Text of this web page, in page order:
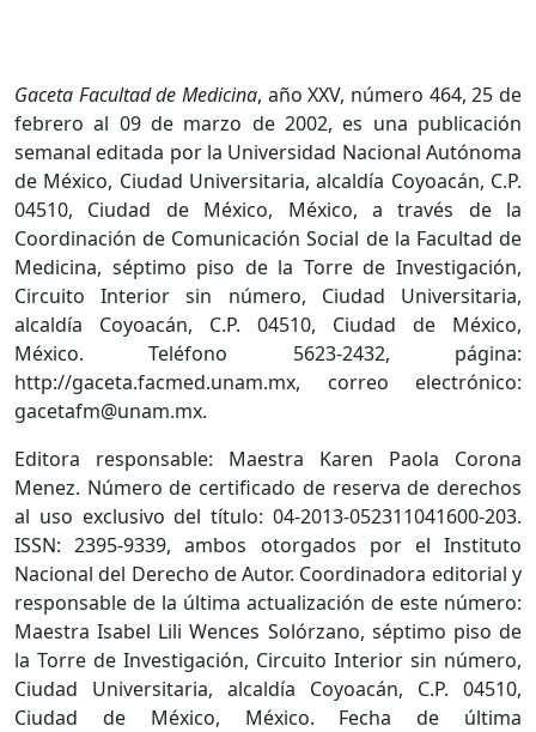
Gaceta Facultad de Medicina, año XXV, número 464, 25 de
febrero al 09 de marzo de 2002, es una publicación
semanal editada por la Universidad Nacional Autónoma
de México, Ciudad Universitaria, alcaldía Coyoacán, C.P.
04510, Ciudad de México, México, a través de la
Coordinación de Comunicación Social de la Facultad de
Medicina, séptimo piso de la Torre de Investigación,
Circuito Interior sin número, Ciudad Universitaria,
alcaldía Coyoacán, C.P. 04510, Ciudad de México,
México. Teléfono 5623-2432, página:
http://gaceta.facmed.unam.mx, correo electrónico:
gacetafm@unam.mx.
Editora responsable: Maestra Karen Paola Corona
Menez. Número de certificado de reserva de derechos
al uso exclusivo del título: 04-2013-052311041600-203.
ISSN: 2395-9339, ambos otorgados por el Instituto
Nacional del Derecho de Autor. Coordinadora editorial y
responsable de la última actualización de este número:
Maestra Isabel Lili Wences Solórzano, séptimo piso de
la Torre de Investigación, Circuito Interior sin número,
Ciudad Universitaria, alcaldía Coyoacán, C.P. 04510,
Ciudad de México, México. Fecha de última